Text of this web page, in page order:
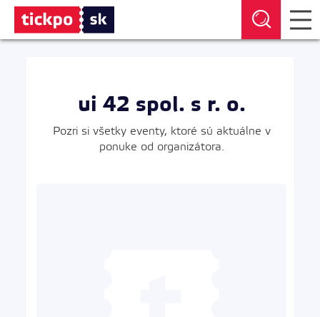
ui 42 spol. s r. o.
Pozri si všetky eventy, ktoré sú aktuálne v
ponuke od organizátora.